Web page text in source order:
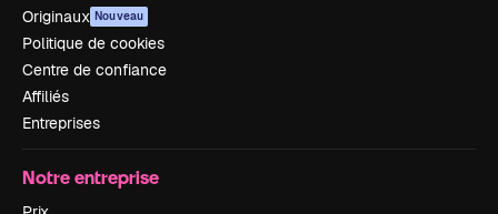
Originaux Nouveau
Politique de cookies
Centre de confiance
Affiliés
Entreprises
Notre entreprise